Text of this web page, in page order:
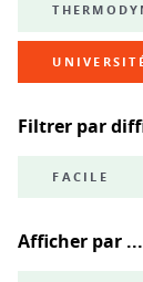
Filtrer par
FACILE
Afficher par ...